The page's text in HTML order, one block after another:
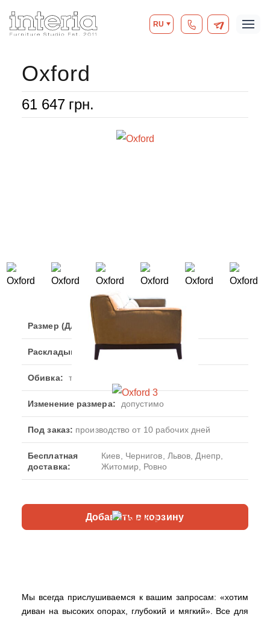
RU
Oxford
61 647грн.
Размер (Дл/Гл/В), см.:
Раскладывание: невозможно
Обивка: ткань на выбор
Изменение размера: допустимо
Под заказ: производство от 10 рабочих дней
Бесплатная
доставка:
Киев, Чернигов, Львов, Днепр,
Житомир, Ровно
Добавить в корзину
Мы всегда прислушиваемся к вашим запросам: «хотим
диван на высоких опорах, глубокий и мягкий». Все для